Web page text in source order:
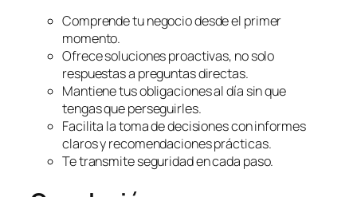
Comprende tu negocio desde el primer
momento.
Ofrece soluciones proactivas, no solo
respuestas a preguntas directas.
Mantiene tus obligaciones al día sin que
tengas que perseguirles.
Facilita la toma de decisiones con informes
claros y recomendaciones prácticas.
Te transmite seguridad en cada paso.